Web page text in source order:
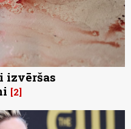
izvēršas
2